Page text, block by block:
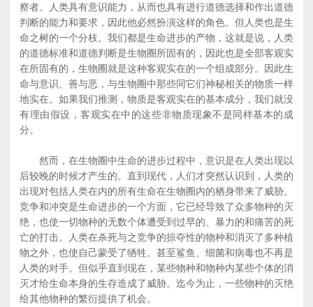
察者。人类具有意识能力，从而也具有进行道德选择和作出道德
判断的能力和要求，因此他必然扮演这样的角色。但人类也是生
命之树的一个分枝。我们都是生命进步的产物，这就是说，人类
的道德标准和道德判断是生物圈所固有的，因此也是全部客观实
在所固有的，生物圈就是这种客观实在的一个组成部分。因此生
命与意识、善与恶，与生物圈中那些同它们神秘相关的物质一样
地实在。如果我们推测，物质是客观实在的基本成分，我们就没
有理由假设，客观实在中的这些非物质现象不是同样基本的成
分。
然而，在生物圈中生命的进步过程中，意识是在人类出现以
后较晚的时候才产生的。直到现代，人们才突然认识到，人类的
出现对包括人类在内的所有生命在生物圈内的栖身带来了威胁。
竞争和冲突是生命进步的一个方面，它已经导致了众多物种的灭
绝，也使一切物种的无数个体遭受到过早的、暴力的和痛苦的死
亡的打击。人类在杀死与之竞争的掠夺性的物种和消灭了多种植
物之外，也使自己蒙受了牺牲。甚至鲨鱼、细菌和病毒也不再是
人类的对手。但似乎直到现在，某些物种和物种内某些个体的消
灭才给生命本身的生存造成了威胁。迄今为止，一些物种的灭绝
给其他物种的繁衍提供了机会。